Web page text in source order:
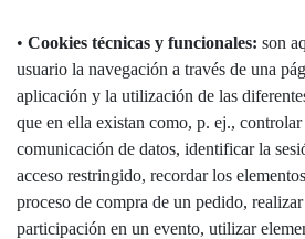
• Cookies técnicas y funcionales: son
usuario la navegación a través de una
aplicación y la utilización de las
que en ella existan como, p. ej.,
comunicación de datos, identificar la
acceso restringido, recordar los
proceso de compra de un pedido,
participación en un evento, utilizar